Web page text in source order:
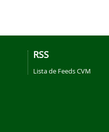
RSS
Lista de Feeds CVM